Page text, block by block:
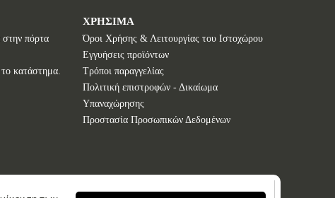
πόρτα
κατάστημα.
ΧΡΗΣΙΜΑ
Όροι Χρήσης & Λειτουργίας του Ιστοχώρου
Εγγυήσεις προϊόντων
Τρόποι παραγγελίας
Πολιτική επιστροφών - Δικαίωμα
Υπαναχώρησης
Προστασία Προσωπικών Δεδομένων